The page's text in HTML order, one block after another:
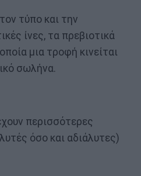
τύπο και την
ίνες, τα πρεβιοτικά
μια τροφή κινείται
σωλήνα.
περισσότερες
όσο και αδιάλυτες)